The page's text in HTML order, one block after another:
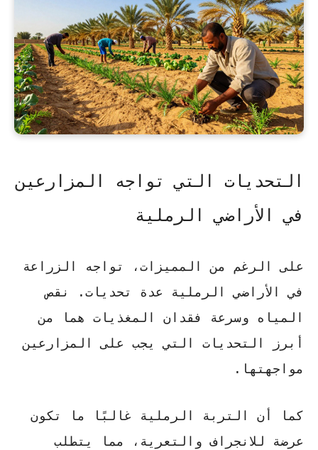
التحديات التي تواجه المزارعين
في الأراضي الرملية
على الرغم من المميزات، تواجه الزراعة
في الأراضي الرملية عدة تحديات.
نقص
المياه وسرعة فقدان المغذيات هما من
أبرز التحديات التي يجب على المزارعين
مواجهتها.
كما أن التربة الرملية غالبًا ما تكون
عرضة للانجراف والتعرية، مما يتطلب